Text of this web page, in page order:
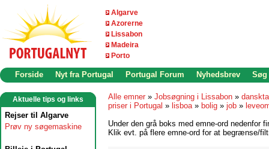
Algarve
Azorerne
Lissabon
Madeira
Porto
Forside Nyt fra Portugal Portugal Forum Nyhedsbrev Søg
Aktuelle tips og links
Rejser til Algarve
Prøv ny søgemaskine
Alle emner » Jobsøgning i Lissabon »
priser i Portugal » lisboa» bolig » job »
Under den grå boks med emne-ord nedenfor
Klik evt. på flere emne-ord for at begrænse/